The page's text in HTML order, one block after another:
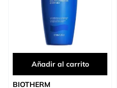
Añadir al carrito
BIOTHERM